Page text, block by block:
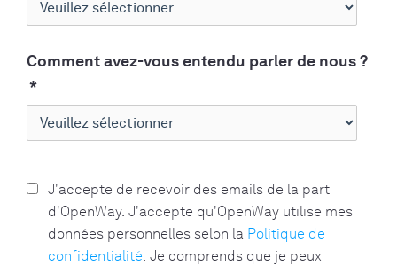
Comment avez-vous entendu parler de nous ?
*
J'accepte de recevoir des emails de la part
d'OpenWay. J'accepte qu'OpenWay utilise mes
données personnelles selon la Politique de
confidentialité. Je comprends que je peux